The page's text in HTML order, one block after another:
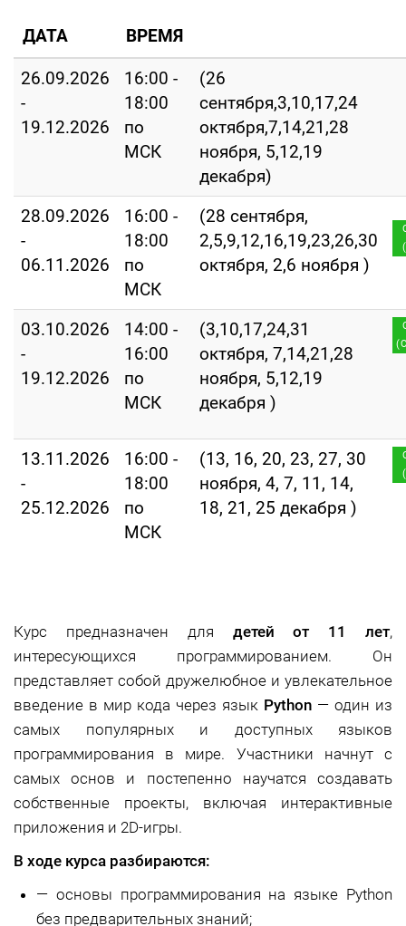
ДАТА ВРЕМЯ
26.09.2026
-
19.12.2026
16:00 -
18:00
по
МСК
(26
сентября,3,10,17,24
октября,7,14,21,28
ноября, 5,12,19
декабря)
28.09.2026
-
06.11.2026
16:00 -
18:00
по
МСК
(28 сентября,
2,5,9,12,16,19,23,26,30
октября, 2,6 ноября )
03.10.2026
-
19.12.2026
14:00 -
16:00
по
МСК
(3,10,17,24,31
октября, 7,14,21,28
ноября, 5,12,19
декабря )
13.11.2026
-
25.12.2026
16:00 -
18:00
по
МСК
(13, 16, 20, 23, 27, 30
ноября, 4, 7, 11, 14,
18, 21, 25 декабря )
Курс предназначен для детей от 11 лет,
интересующихся программированием. Он
представляет собой дружелюбное и увлекательное
введение в мир кода через язык Python — один из
самых популярных и доступных языков
программирования в мире. Участники начнут с
самых основ и постепенно научатся создавать
собственные проекты, включая интерактивные
приложения и 2D-игры.
В ходе курса разбираются:
— основы программирования на языке Python
без предварительных знаний;